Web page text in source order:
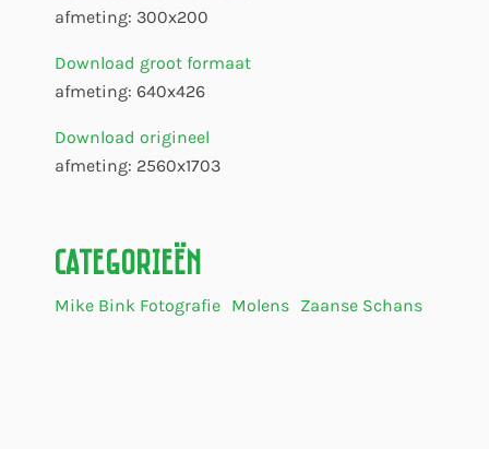
afmeting: 300x200
Download groot formaat
afmeting: 640x426
Download origineel
afmeting: 2560x1703
Categorieën
Mike Bink Fotografie Molens Zaanse Schans